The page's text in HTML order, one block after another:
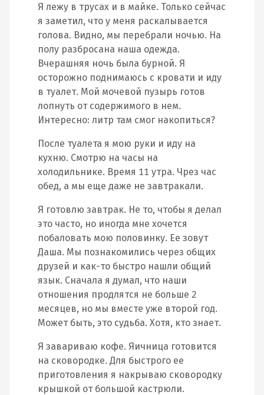
Я лежу в трусах и в майке. Только сейчас
я заметил, что у меня раскалывается
голова. Видно, мы перебрали ночью. На
полу разбросана наша одежда.
Вчерашняя ночь была бурной. Я
осторожно поднимаюсь с кровати и иду
в туалет. Мой мочевой пузырь готов
лопнуть от содержимого в нем.
Интересно: литр там смог накопиться?
После туалета я мою руки и иду на
кухню. Смотрю на часы на
холодильнике. Время 11 утра. Чрез час
обед, а мы еще даже не завтракали.
Я готовлю завтрак. Не то, чтобы я делал
это часто, но иногда мне хочется
побаловать мою половинку. Ее зовут
Даша. Мы познакомились через общих
друзей и как-то быстро нашли общий
язык. Сначала я думал, что наши
отношения продлятся не больше 2
месяцев, но мы вместе уже второй год.
Может быть, это судьба. Хотя, кто знает.
Я завариваю кофе. Яичница готовится
на сковородке. Для быстрого ее
приготовления я накрываю сковородку
крышкой от большой кастрюли.